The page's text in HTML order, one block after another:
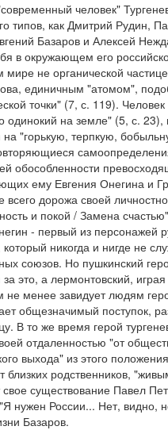
человек"
типов, как Дмитрий Рудин,
Базаров и Алексей
в окружающем его
мире не органической
единичным "атомом",
точки" (7, с. 119).
одинокий на земле" (5, с. 23),
"горькую, терпкую,
обособленности
ему Евгения Онегина и
всего дорожа своей
и покой / Замена
- первый из персонажей
никогда и нигде не
союзов. Но пушкинский
это, а лермонтовский,
не менее завидует людям
общезначимый поступок,
В то же время герой
отдаленностью "от
выхода" из этого
близких родственников,
свое существование Павел
нужен России... Нет, видно,
Базаров.